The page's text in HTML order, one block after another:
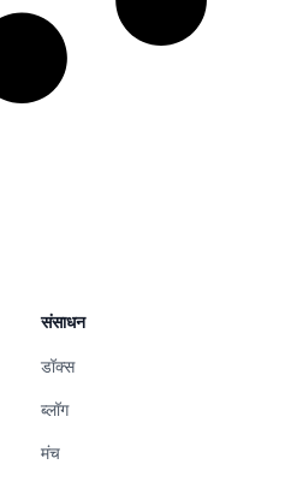
संसाधन
डॉक्स
ब्लॉग
मंच